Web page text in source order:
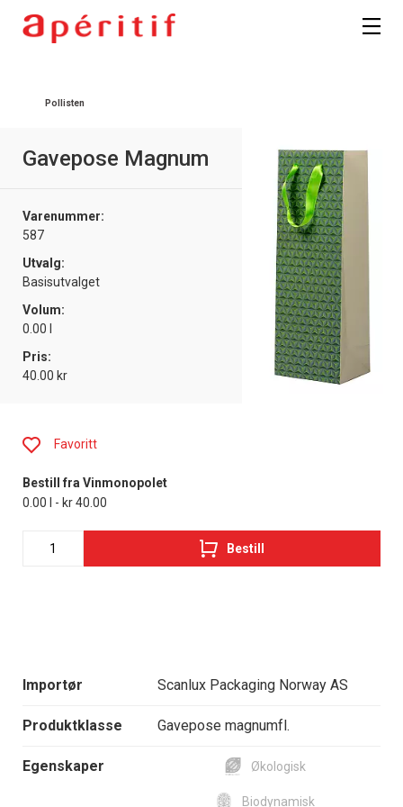
Pollisten
Gavepose Magnum
Varenummer:
587
Utvalg:
Basisutvalget
Volum:
0.00 l
Pris:
40.00 kr
Importør Scanlux Packaging Norway AS
Produktklasse Gavepose magnumfl.
Egenskaper Økologisk
Biodynamisk
Favoritt
Bestill fra Vinmonopolet
0.00 l - kr 40.00
Bestill